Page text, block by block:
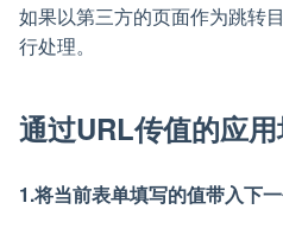
如果以第三方的页面作为跳转
行处理。
通过URL传值的应
1.将当前表单填写的值带入下